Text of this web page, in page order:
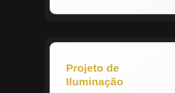
Projeto de
Iluminação